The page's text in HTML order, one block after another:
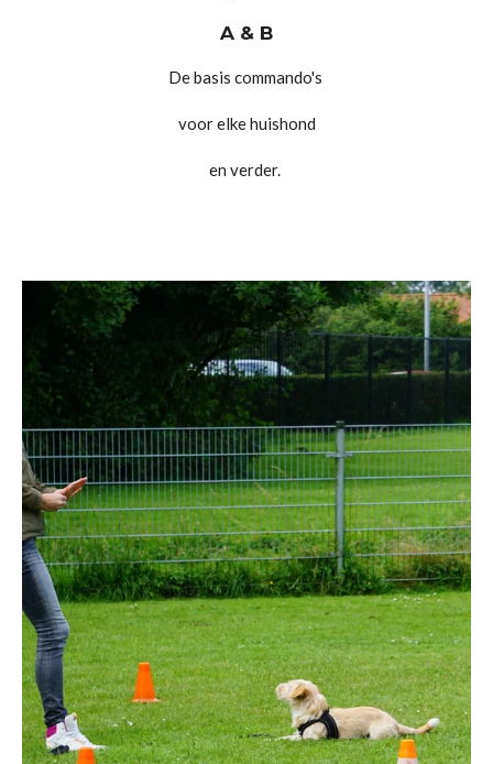
A & B
De basis commando's
voor elke huishond
en verder.